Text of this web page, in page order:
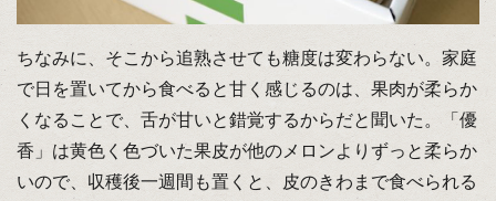
ちなみに、そこから追熟させても糖度は変わらない。家庭
で日を置いてから食べると甘く感じるのは、果肉が柔らか
くなることで、舌が甘いと錯覚するからだと聞いた。「優
香」は黄色く色づいた果皮が他のメロンよりずっと柔らか
いので、収穫後一週間も置くと、皮のきわまで食べられる